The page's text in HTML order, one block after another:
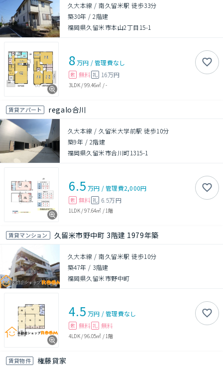
久大本線 / 南久留米駅 徒歩33分
築30年 /2階建
福岡県久留米市本山2丁目15-1
8万円 /管理費なし
敷 無料 礼 16万円
3LDK/99.46㎡ /-
賃貸アパート regalo合川
久大本線 / 久留米大学前駅 徒歩10分
築9年 / 2階建
福岡県久留米市合川町1315-1
6.5 万円 /管理費2,000円
敷 無料 礼 6.5万円
1LDK/97.64㎡ / 1階
賃貸マンション 久留米市野中町 3階建 1979年築
久大本線 / 南久留米駅 徒歩10分
築47年 / 3階建
福岡県久留米市野中町
4.5 万円 /管理費なし
敷 無料 礼 無料
4LDK/96.05㎡ / 1階
賃貸物件 権藤貸家